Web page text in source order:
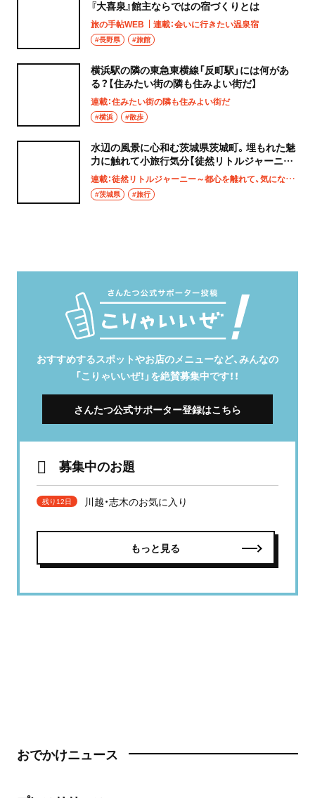
『大喜泉』館主ならではの宿づくりとは
旅の手帖WEB 連載：会いに行きたい温泉宿
#長野県 #旅館
横浜駅の隣の東急東横線「反町駅」には何があ
る？【住みたい街の隣も住みよい街だ】
連載：住みたい街の隣も住みよい街だ
#横浜 #散歩
水辺の風景に心和む茨城県茨城町。埋もれた魅
力に触れて小旅行気分【徒然リトルジャーニ
ー】
連載：徒然リトルジャーニー～都心を離れて、気になる土地へ
#茨城県 #旅行
おすすめするスポットやお店のメニューなど、みんなの
「こりゃいいぜ！」を絶賛募集中です！！
さんたつ公式サポーター登録はこちら
募集中のお題
残り12日 川越・志木のお気に入り
もっと見る
おでかけニュース